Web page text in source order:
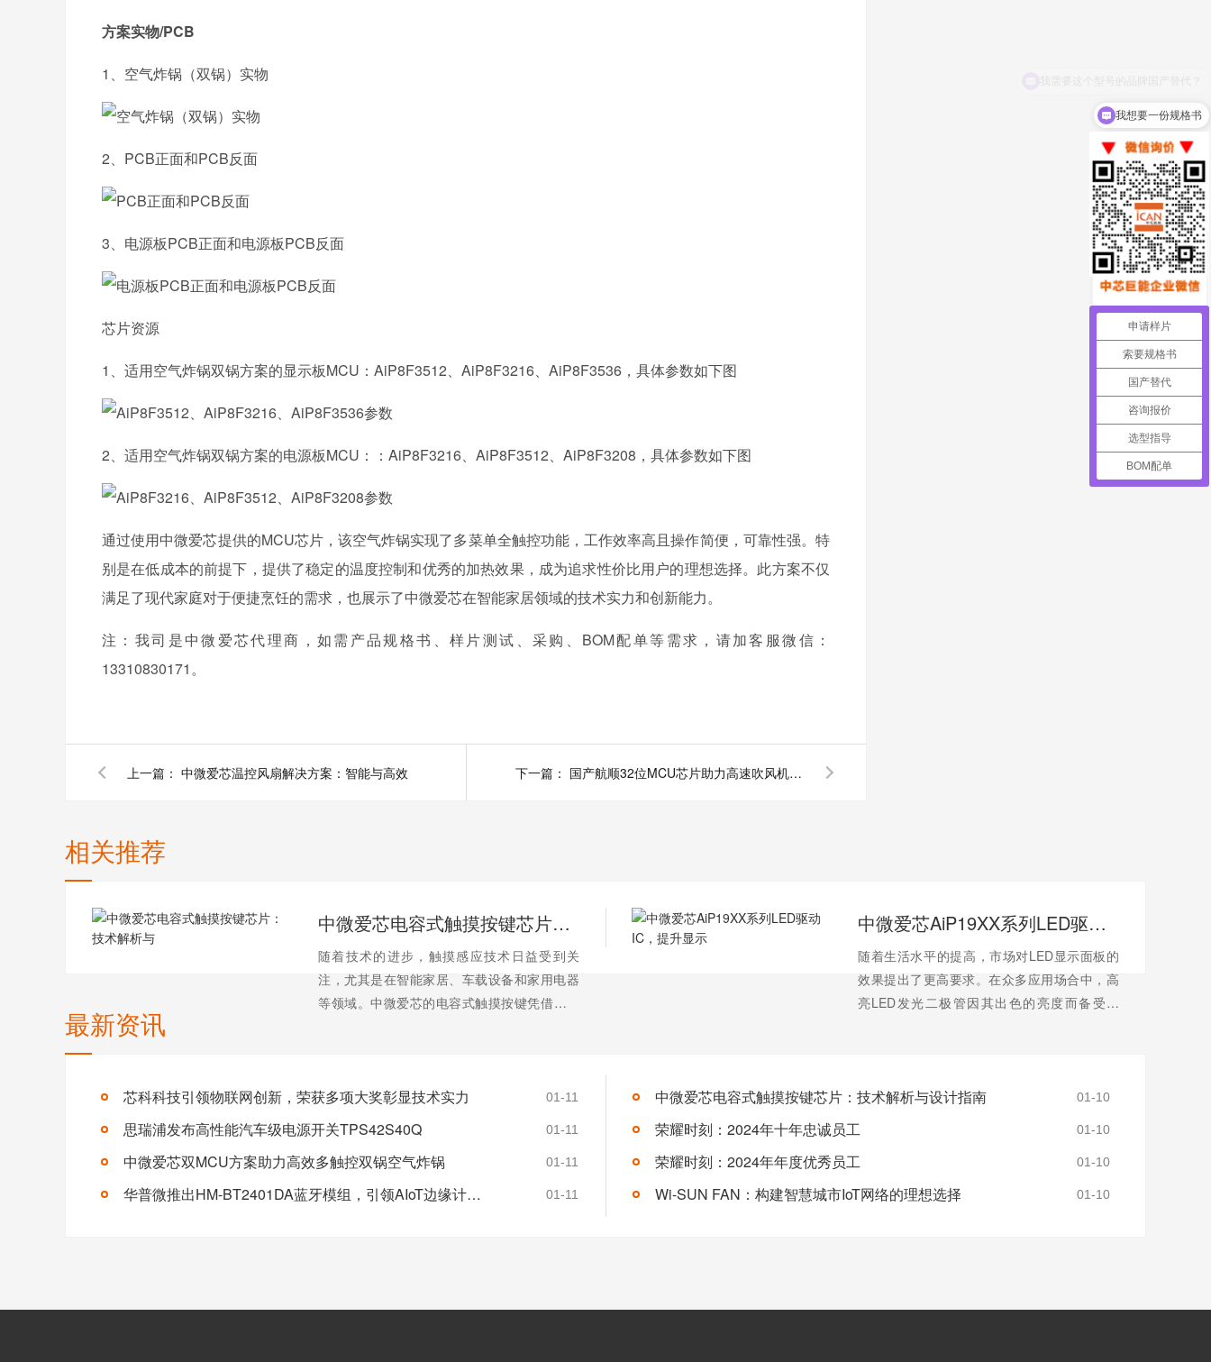
方案实物/PCB
1、空气炸锅（双锅）实物
2、PCB正面和PCB反面
3、电源板PCB正面和电源板PCB反面
芯片资源
1、适用空气炸锅双锅方案的显示板MCU：AiP8F3512、AiP8F3216、AiP8F3536，具体参数如下图
2、适用空气炸锅双锅方案的电源板MCU：：AiP8F3216、AiP8F3512、AiP8F3208，具体参数如下图
通过使用中微爱芯提供的MCU芯片，该空气炸锅实现了多菜单全触控功能，工作效率高且操作简便，可靠性强。特
别是在低成本的前提下，提供了稳定的温度控制和优秀的加热效果，成为追求性价比用户的理想选择。此方案不仅
满足了现代家庭对于便捷烹饪的需求，也展示了中微爱芯在智能家居领域的技术实力和创新能力。
注：我司是中微爱芯代理商，如需产品规格书、样片测试、采购、BOM配单等需求，请加客服微信：
13310830171。
上一篇： 中微爱芯温控风扇解决方案：智能与高效 下一篇： 国产航顺32位MCU芯片助力高速吹风机市场持续增长
相关推荐
中微爱芯电容式触摸按键芯片：技术解析与
随着技术的进步，触摸感应技术日益受到关
注，尤其是在智能家居、车载设备和家用电器
等领域。中微爱芯的电容式触摸按键凭借其穿
长期使用的影响，并具备防水和抗...
【详情+】
中微爱芯AiP19XX系列LED驱动IC，提升显示
随着生活水平的提高，市场对LED显示面板的
效果提出了更高要求。在众多应用场合中，高
亮LED发光二极管因其出色的亮度而备受青
动IC，通过内部逻辑功能优化和内置消...【详
情+】
最新资讯
芯科科技引领物联网创新，荣获多项大奖彰显技术实力 01-11
思瑞浦发布高性能汽车级电源开关TPS42S40Q 01-11
中微爱芯双MCU方案助力高效多触控双锅空气炸锅 01-11
华普微推出HM-BT2401DA蓝牙模组，引领AIoT边缘计算新潮流 01-11
中微爱芯电容式触摸按键芯片：技术解析与设计指南 01-10
荣耀时刻：2024年十年忠诚员工 01-10
荣耀时刻：2024年年度优秀员工 01-10
Wi-SUN FAN：构建智慧城市IoT网络的理想选择 01-10
申请样片
索要规格书
国产替代
咨询报价
选型指导
BOM配单
我想要一份规格书